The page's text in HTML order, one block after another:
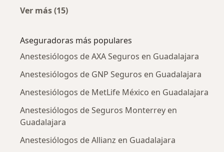
Ver más (15)
Aseguradoras más populares
Anestesiólogos de AXA Seguros en Guadalajara
Anestesiólogos de GNP Seguros en Guadalajara
Anestesiólogos de MetLife México en Guadalajara
Anestesiólogos de Seguros Monterrey en
Guadalajara
Anestesiólogos de Allianz en Guadalajara